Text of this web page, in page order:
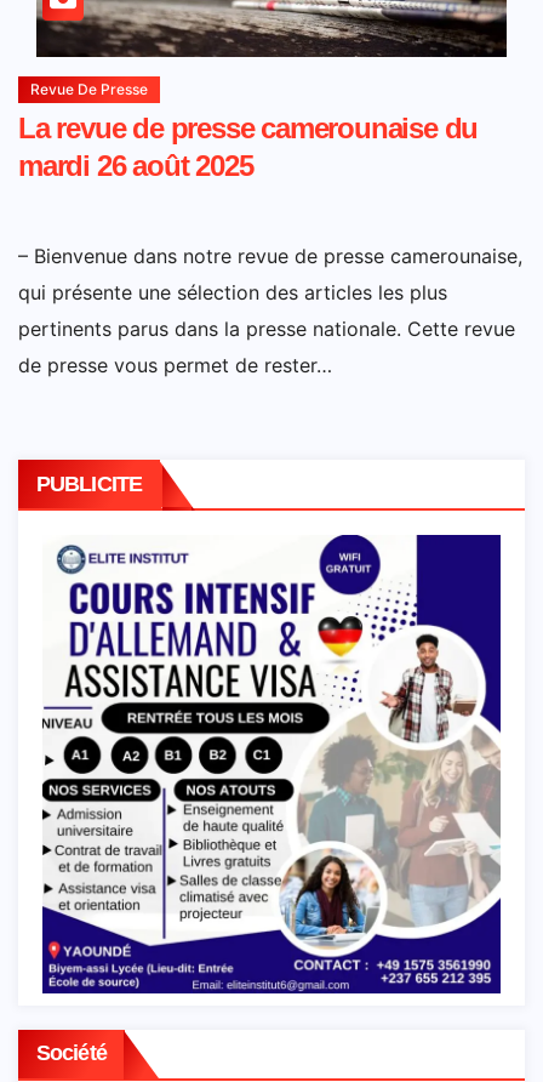
Revue De Presse
La revue de presse camerounaise du
mardi 26 août 2025
– Bienvenue dans notre revue de presse camerounaise,
qui présente une sélection des articles les plus
pertinents parus dans la presse nationale. Cette revue
de presse vous permet de rester…
PUBLICITE
Société